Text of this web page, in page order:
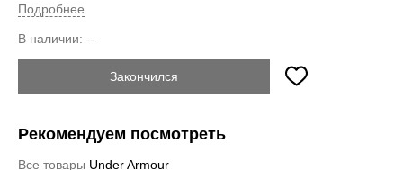
Подробнее
В наличии: --
Закончился
Рекомендуем посмотреть
Все товары Under Armour